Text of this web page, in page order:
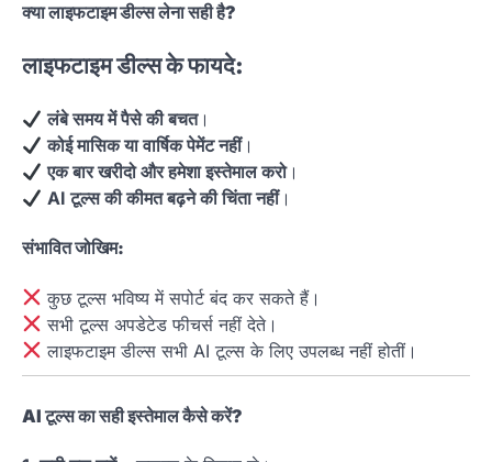
क्या लाइफटाइम डील्स लेना सही है?
लाइफटाइम डील्स के फायदे:
लंबे समय में पैसे की बचत।
कोई मासिक या वार्षिक पेमेंट नहीं।
एक बार खरीदो और हमेशा इस्तेमाल करो।
AI टूल्स की कीमत बढ़ने की चिंता नहीं।
संभावित जोखिम:
कुछ टूल्स भविष्य में सपोर्ट बंद कर सकते हैं।
सभी टूल्स अपडेटेड फीचर्स नहीं देते।
लाइफटाइम डील्स सभी AI टूल्स के लिए उपलब्ध नहीं होतीं।
AI टूल्स का सही इस्तेमाल कैसे करें?